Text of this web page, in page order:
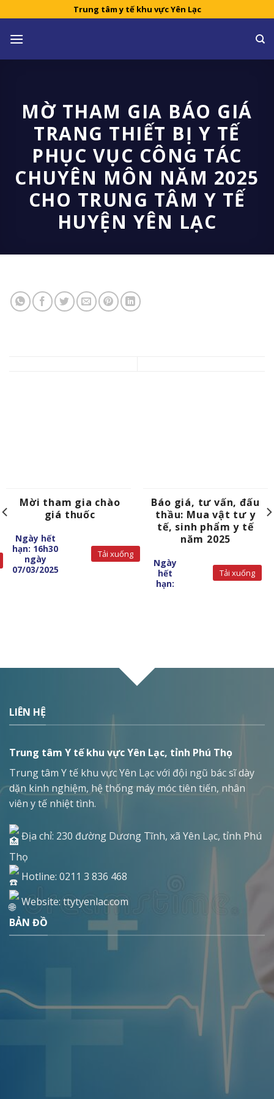
to
content
Trung tâm y tế khu vực Yên Lạc
MỜ THAM GIA BÁO GIÁ
TRANG THIẾT BỊ Y TẾ
PHỤC VỤC CÔNG TÁC
CHUYÊN MÔN NĂM 2025
CHO TRUNG TÂM Y TẾ
HUYỆN YÊN LẠC
Mời tham gia chào
giá thuốc
Ngày hết
hạn: 16h30
ngày
07/03/2025
Tải xuống
Báo giá, tư vấn, đấu
thầu: Mua vật tư y
tế, sinh phẩm y tế
năm 2025
Ngày
hết
hạn:
Tải xuống
LIÊN HỆ
Trung tâm Y tế khu vực Yên Lạc, tỉnh Phú Thọ
Trung tâm Y tế khu vực Yên Lạc với đội ngũ bác sĩ dày
dặn kinh nghiệm, hệ thống máy móc tiên tiến, nhân
viên y tế nhiệt tình.
Địa chỉ: 230 đường Dương Tĩnh, xã Yên Lạc, tỉnh Phú
Thọ
Hotline: 0211 3 836 468
Website: ttytyenlac.com
BẢN ĐỒ